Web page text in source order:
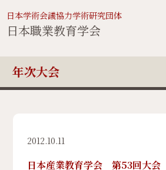
日本学術会議協力学術研究団体
日本職業教育学会
年次大会
2012.10.11
日本産業教育学会 第53回大会